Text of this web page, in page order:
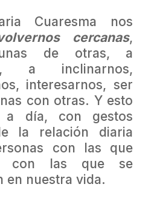
Cuaresma nos
cercanas,
de otras, a
a inclinarnos,
interesarnos, ser
con otras. Y esto
día, con gestos
la relación diaria
con las que
con las que se
en nuestra vida.